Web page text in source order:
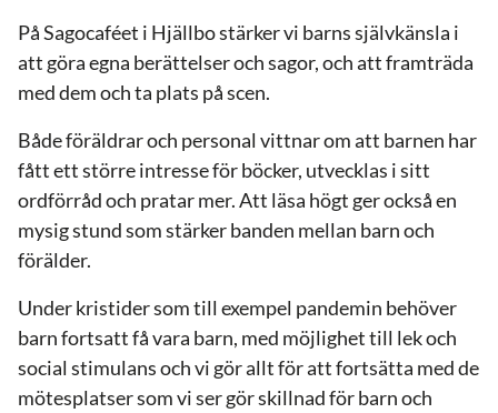
På Sagocaféet i Hjällbo stärker vi barns självkänsla i
att göra egna berättelser och sagor, och att framträda
med dem och ta plats på scen.
Både föräldrar och personal vittnar om att barnen har
fått ett större intresse för böcker, utvecklas i sitt
ordförråd och pratar mer. Att läsa högt ger också en
mysig stund som stärker banden mellan barn och
förälder.
Under kristider som till exempel pandemin behöver
barn fortsatt få vara barn, med möjlighet till lek och
social stimulans och vi gör allt för att fortsätta med de
mötesplatser som vi ser gör skillnad för barn och